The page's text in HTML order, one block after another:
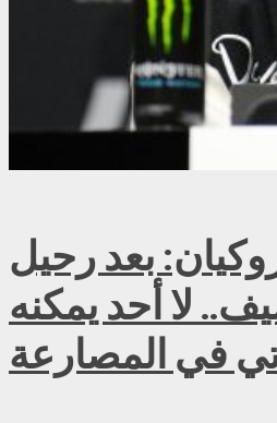
بعد رحيل
لا أحد يمكنه
في المصارعة